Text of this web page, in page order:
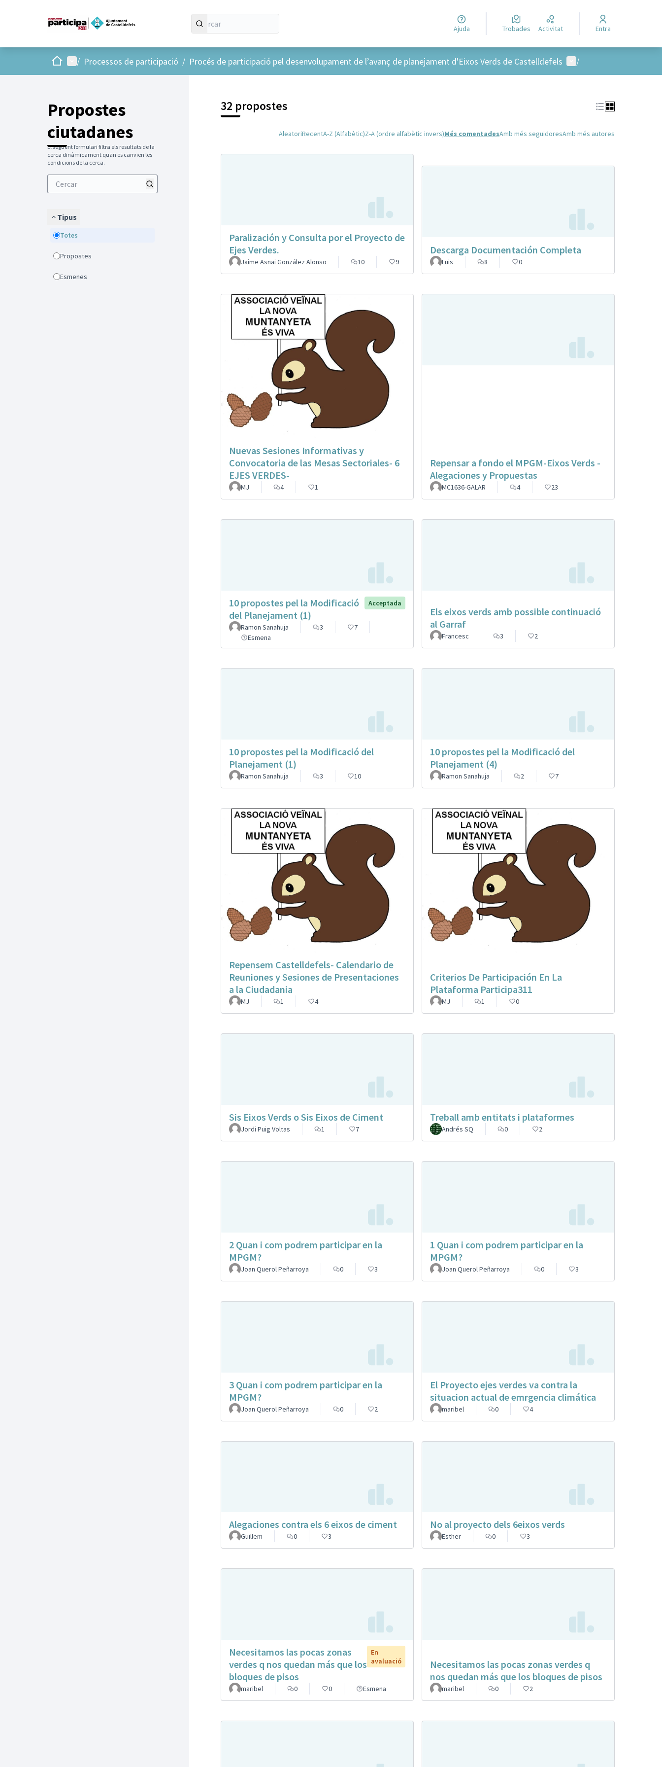
Ajuda Trobades Activitat Entra
Inici Menú principal
/ Processos de participació / Procés de participació pel desenvolupament de l’avanç de planejament d'Eixos Verds de Castelldefels Menú d'usuari
/
Propostes
ciutadanes
El següent formulari filtra els resultats de la
cerca dinàmicament quan es canvien les
condicions de la cerca.
Tipus
Totes
Propostes
Esmenes
32 propostes
AleatoriRecentA-Z (Alfabètic)Z-A (ordre alfabètic invers)Més comentadesAmb més seguidoresAmb més autores
Paralización y Consulta por el Proyecto de
Ejes Verdes.
Jaime Asnai González Alonso 10 9
Descarga Documentación Completa
Luis 8 0
Nuevas Sesiones Informativas y
Convocatoria de las Mesas Sectoriales- 6
EJES VERDES-
MJ 4 1
Repensar a fondo el MPGM-Eixos Verds -
Alegaciones y Propuestas
MC1636-GALAR 4 23
10 propostes pel la Modificació
del Planejament (1)
Acceptada
Ramon Sanahuja 3
7
Esmena
Els eixos verds amb possible continuació
al Garraf
Francesc 3 2
10 propostes pel la Modificació del
Planejament (1)
Ramon Sanahuja 3 10
10 propostes pel la Modificació del
Planejament (4)
Ramon Sanahuja 2 7
Repensem Castelldefels- Calendario de
Reuniones y Sesiones de Presentaciones
a la Ciudadania
MJ 1 4
Criterios De Participación En La
Plataforma Participa311
MJ 1 0
Sis Eixos Verds o Sis Eixos de Ciment
Jordi Puig Voltas 1 7
Treball amb entitats i plataformes
Andrés SQ 0 2
2 Quan i com podrem participar en la
MPGM?
Joan Querol Peñarroya 0 3
1 Quan i com podrem participar en la
MPGM?
Joan Querol Peñarroya 0 3
3 Quan i com podrem participar en la
MPGM?
Joan Querol Peñarroya 0 2
El Proyecto ejes verdes va contra la
situacion actual de emrgencia climática
maribel 0 4
Alegaciones contra els 6 eixos de ciment
Guillem 0 3
No al proyecto dels 6eixos verds
Esther 0 3
Necesitamos las pocas zonas
verdes q nos quedan más que los
bloques de pisos
En
avaluació
maribel 0 0 Esmena
Necesitamos las pocas zonas verdes q
nos quedan más que los bloques de pisos
maribel 0 2